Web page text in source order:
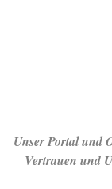
Unser Portal und
Vertrauen und